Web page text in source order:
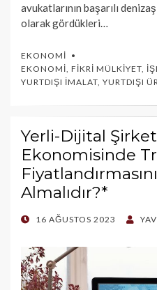
avukatlarının başarılı
olarak gördükleri…
EKONOMI
EKONOMI, FIKRI MÜLKIYET,
YURTDIŞI İMALAT, YURTDIŞI
Yerli-Dijital
Ekonomisinde
Almalıdır?*
POSTED
16 AĞUSTOS 2023